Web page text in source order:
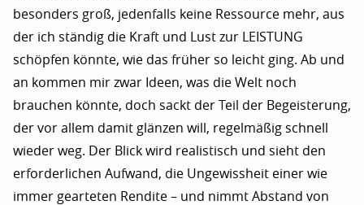
besonders groß, jedenfalls keine Ressource mehr, aus
der ich ständig die Kraft und Lust zur LEISTUNG
schöpfen könnte, wie das früher so leicht ging. Ab und
an kommen mir zwar Ideen, was die Welt noch
brauchen könnte, doch sackt der Teil der Begeisterung,
der vor allem damit glänzen will, regelmäßig schnell
wieder weg. Der Blick wird realistisch und sieht den
erforderlichen Aufwand, die Ungewissheit einer wie
immer gearteten Rendite – und nimmt Abstand von